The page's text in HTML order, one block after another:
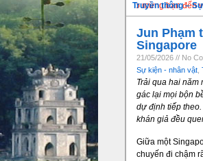
Chào mừng bạn đến với
Truyền thông –
Jun Phạm
Singapore
21/05/2026 // No
Sự kiện - nhân vật
Trải qua hai năm
gác lại mọi bộn
dự định tiếp
khán giả đều
Giữa một
chuyến đi chậm